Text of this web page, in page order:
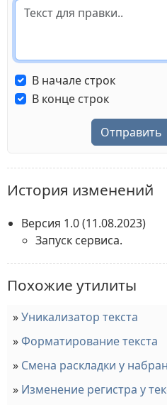
В начале строк
В конце строк
Отправить
История изменений
Версия 1.0(11.08.2023)
Запуск сервиса.
Похожие утилиты
Уникализатор текста
Форматирование текста
Смена раскладки у
Изменение регистра у